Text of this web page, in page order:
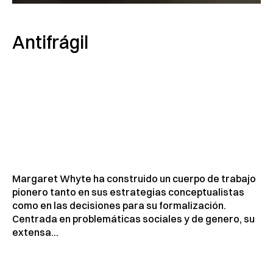
Antifrágil
Margaret Whyte ha construido un cuerpo de trabajo
pionero tanto en sus estrategias conceptualistas
como en las decisiones para su formalización.
Centrada en problemáticas sociales y de genero, su
extensa...